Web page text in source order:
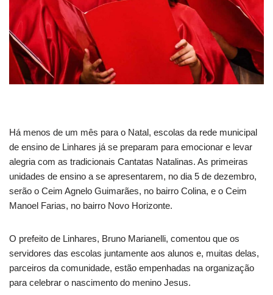
Há menos de um mês para o Natal, escolas da rede municipal
de ensino de Linhares já se preparam para emocionar e levar
alegria com as tradicionais Cantatas Natalinas. As primeiras
unidades de ensino a se apresentarem, no dia 5 de dezembro,
serão o Ceim Agnelo Guimarães, no bairro Colina, e o Ceim
Manoel Farias, no bairro Novo Horizonte.
O prefeito de Linhares, Bruno Marianelli, comentou que os
servidores das escolas juntamente aos alunos e, muitas delas,
parceiros da comunidade, estão empenhadas na organização
para celebrar o nascimento do menino Jesus.